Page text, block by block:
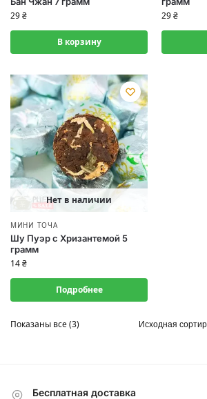
29₴
В корзину
29₴
Нет в наличии
МИНИ ТОЧА
Шу Пуэр с Хризантемой 5
грамм
14₴
Подробнее
Показаны все (3)
Бесплатная доставка